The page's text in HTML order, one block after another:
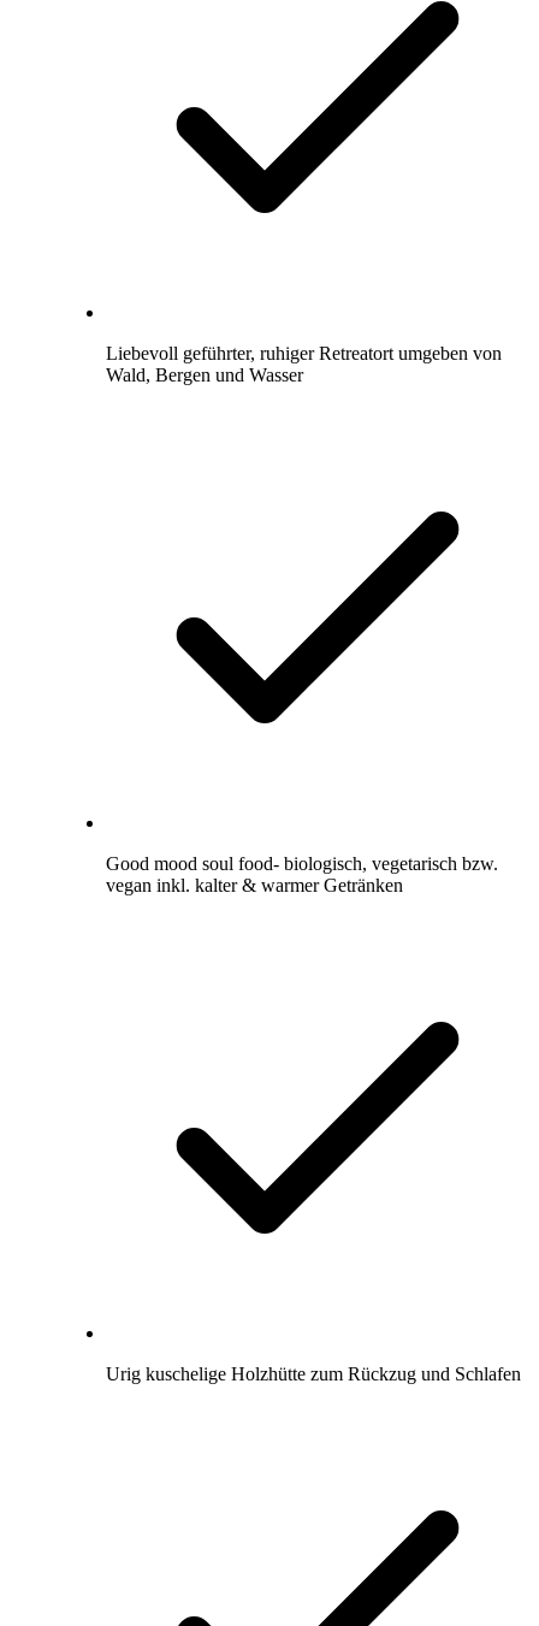
Liebevoll geführter, ruhiger Retreatort umgeben von
Wald, Bergen und Wasser
Good mood soul food- biologisch, vegetarisch bzw.
vegan inkl. kalter & warmer Getränken
Urig kuschelige Holzhütte zum Rückzug und Schlafen